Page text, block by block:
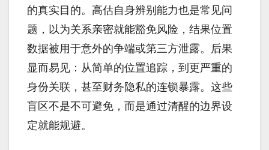
的真实目的。高估自身辨别能力也是常见问
题，以为关系亲密就能豁免风险，结果位置
数据被用于意外的争端或第三方泄露。后果
显而易见：从简单的位置追踪，到更严重的
身份关联，甚至财务隐私的连锁暴露。这些
盲区不是不可避免，而是通过清醒的边界设
定就能规避。